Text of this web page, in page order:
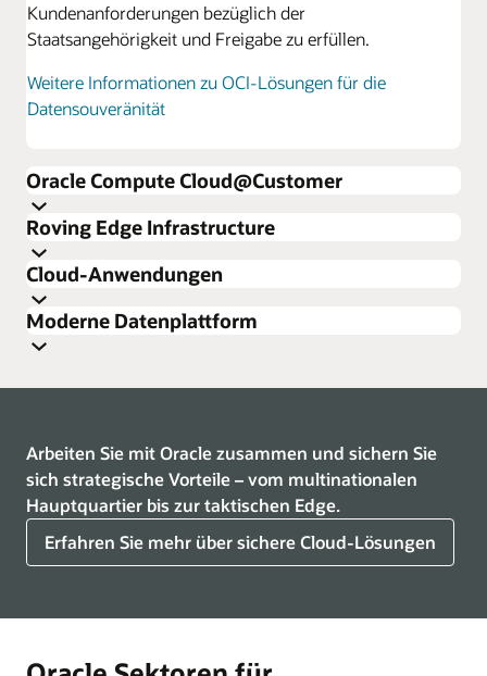
Kundenanforderungen bezüglich der
Staatsangehörigkeit und Freigabe zu erfüllen.
Weitere Informationen zu OCI-Lösungen für die
Datensouveränität
Oracle Compute Cloud@Customer
Erfahren Sie mehr über Oracle Compute
Roving Edge Infrastructure
(PDF)
Weitere Informationen zu OCI Roving Edge Infrastructure
Roving Edge Station
Enthält zwei 42 Roving Edge Ultra Racks mit
Schiff oder LKW zu sein
Cloud-Anwendungen
Moderne Datenplattform
Arbeiten Sie mit Oracle zusammen und sichern Sie
sich strategische Vorteile – vom multinationalen
Hauptquartier bis zur taktischen Edge.
Erfahren Sie mehr über sichere Cloud-Lösungen